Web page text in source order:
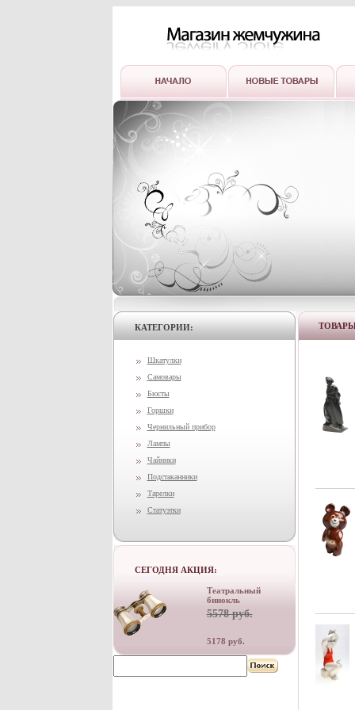
КАТЕГОРИИ:
Шкатулки
Самовары
Бюсты
Горшки
Чернильный прибор
Лампы
Чайники
Подстаканники
Тарелки
Статуэтки
СЕГОДНЯ АКЦИЯ:
Театральный
бинокль
5578 руб.
5178 руб.